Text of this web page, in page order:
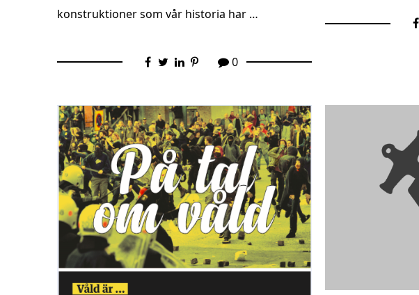
konstruktioner som vår historia har …
0